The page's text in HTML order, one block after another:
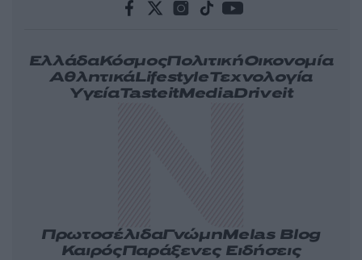
ΕλλάδαΚόσμοςΠολιτικήΟικονομία
ΑθλητικάLifestyleΤεχνολογία
ΥγείαTasteitMediaDriveit
ΠρωτοσέλιδαΓνώμηMelas Blog
ΚαιρόςΠαράξενες Ειδήσεις